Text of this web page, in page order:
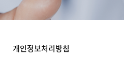
개인정보처리방침